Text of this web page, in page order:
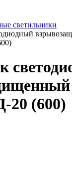
светильники
(600)